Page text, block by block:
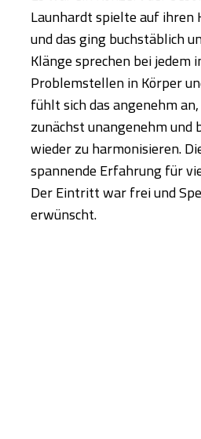
Launhardt spielte auf
und das ging buchstäblich
Klänge sprechen bei jedem
Problemstellen in Körper
fühlt sich das angenehm
zunächst unangenehm und
wieder zu harmonisieren.
spannende Erfahrung für
Der Eintritt war frei und
erwünscht.